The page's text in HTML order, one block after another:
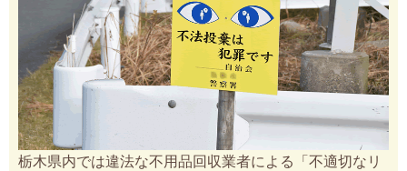
栃木県内では違法な不用品回収業者による「不適切なリ